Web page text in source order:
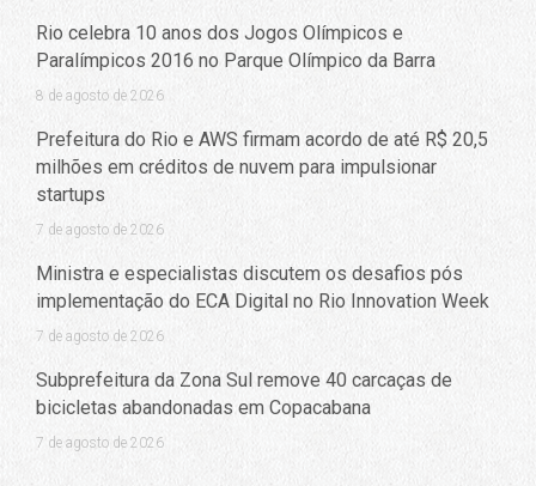
Rio celebra 10 anos dos Jogos Olímpicos e
Paralímpicos 2016 no Parque Olímpico da Barra
8 de agosto de 2026
Prefeitura do Rio e AWS firmam acordo de até R$ 20,5
milhões em créditos de nuvem para impulsionar
startups
7 de agosto de 2026
Ministra e especialistas discutem os desafios pós
implementação do ECA Digital no Rio Innovation Week
7 de agosto de 2026
Subprefeitura da Zona Sul remove 40 carcaças de
bicicletas abandonadas em Copacabana
7 de agosto de 2026